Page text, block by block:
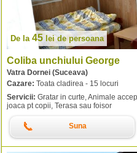
De la 45 leide persoana
Coliba unchiului George
Vatra Dornei (Suceava)
Cazare: Toata cladirea - 15 locuri
Servicii: Gratar in curte, Animale
joaca pt copii, Terasa sau foisor
Suna